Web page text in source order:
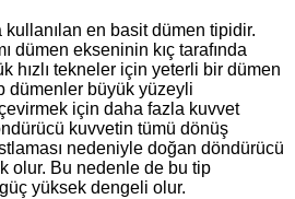
en basit dümen tipidir.
dümen ekseninin kıç tarafında
hızlı tekneler için yeterli bir dümen
dümenler büyük yüzeyli
için daha fazla kuvvet
kuvvetin tümü dönüş
nedeniyle doğan döndürücü
olur. Bu nedenle de bu tip
yüksek dengeli olur.